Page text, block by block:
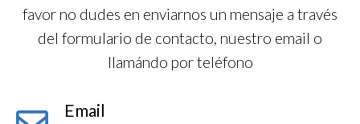
favor no dudes en enviarnos un mensaje a través
del formulario de contacto, nuestro email o
llamándo por teléfono
Email